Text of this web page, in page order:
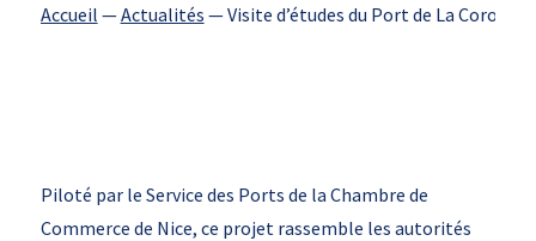
Accueil —Actualités —Visite d’études du Port de La Corogne
Piloté par le Service des Ports de la Chambre de
Commerce de Nice, ce projet rassemble les autorités